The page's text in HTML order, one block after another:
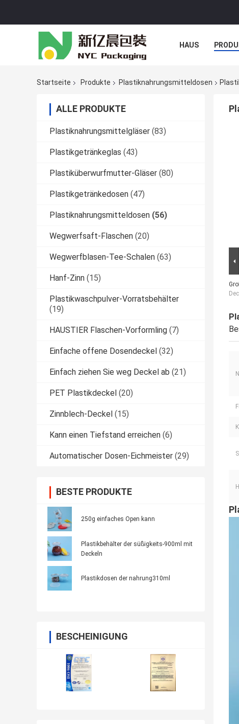
HAUS
Startseite
Produkte Plastiknahrungsmitteldosen
ALLE PRODUKTE
Plastiknahrungsmittelgläser (83)
Plastikgetränkeglas (43)
Plastiküberwurfmutter-Gläser (80)
Plastikgetränkedosen (47)
Plastiknahrungsmitteldosen (56)
Wegwerfsaft-Flaschen (20)
Wegwerfblasen-Tee-Schalen (63)
Hanf-Zinn (15)
Plastikwaschpulver-Vorratsbehälter
(19)
HAUSTIER Flaschen-Vorformling (7)
Einfache offene Dosendeckel (32)
Einfach ziehen Sie weg Deckel ab (21)
PET Plastikdeckel (20)
Zinnblech-Deckel (15)
Kann einen Tiefstand erreichen (6)
Automatischer Dosen-Eichmeister (29)
BESTE PRODUKTE
250g einfaches Open kann
Plastikbehälter der süßigkeits-900ml mit
Deckeln
Plastikdosen der nahrung310ml
BESCHEINIGUNG